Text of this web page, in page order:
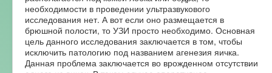
необходимости в проведении ультразвукового
исследования нет. А вот если оно размещается в
брюшной полости, то УЗИ просто необходимо. Основная
цель данного исследования заключается в том, чтобы
исключить патологию под названием агенезия яичка.
Данная проблема заключается во врожденном отсутствии